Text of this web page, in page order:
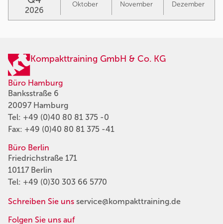
2026
Oktober November Dezember
Kompakttraining GmbH & Co. KG
Büro Hamburg
Banksstraße 6
20097 Hamburg
Tel: +49 (0)40 80 81 375 -0
Fax: +49 (0)40 80 81 375 -41
Büro Berlin
Friedrichstraße 171
10117 Berlin
Tel: +49 (0)30 303 66 5770
Schreiben Sie uns service@kompakttraining.de
Folgen Sie uns auf